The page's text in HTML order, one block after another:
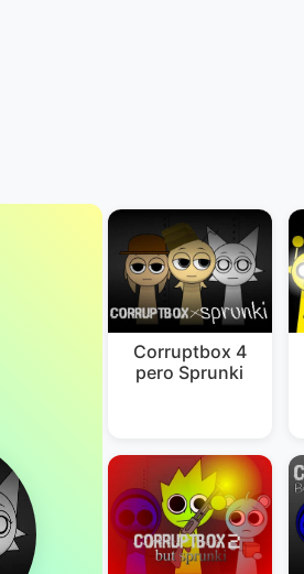
Corruptbox 4
pero Sprunki